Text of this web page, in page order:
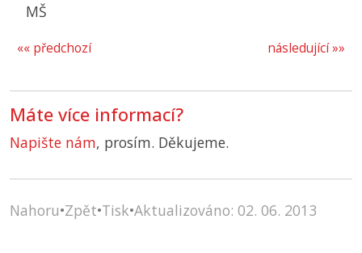
MŠ
následující »»
«« předchozí
Máte více informací?
Napište nám, prosím. Děkujeme.
Nahoru•Zpět•Tisk•Aktualizováno: 02. 06. 2013